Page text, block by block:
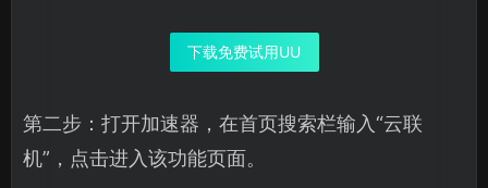
下载免费试用UU
第二步：打开加速器，在首页搜索栏输入“云联
机”，点击进入该功能页面。